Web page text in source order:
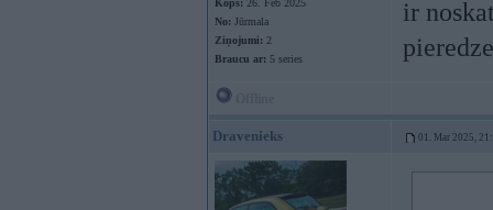
Kopš: 26. Feb 2025
No: Jūrmala
Ziņojumi: 2
Braucu ar: 5 series
ir
Dravenieks 01. Mar 2025,